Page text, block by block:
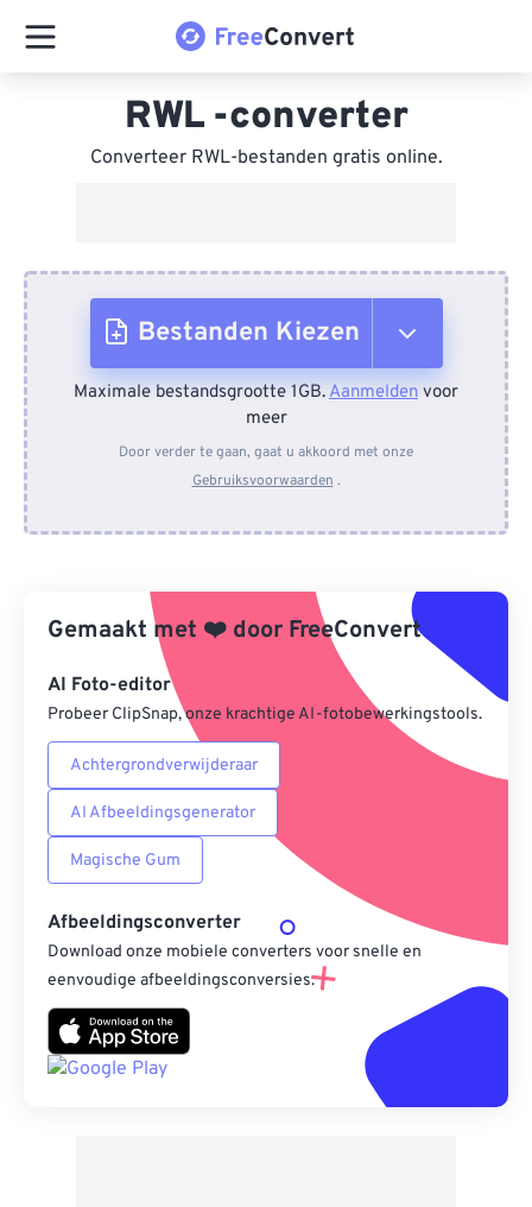
RWL -converter
Converteer RWL-bestanden gratis online.
Bestanden Kiezen
Van apparaat
Van Dropbox
Van OneDrive
Van Url
Maximale bestandsgrootte 1GB.Aanmelden voor
meer
Door verder te gaan, gaat u akkoord met onze
Gebruiksvoorwaarden .
Gemaakt met ❤️ door FreeConvert
AI Foto-editor
Probeer ClipSnap, onze krachtige AI-fotobewerkingstools.
Achtergrondverwijderaar
AI Afbeeldingsgenerator
Magische Gum
Afbeeldingsconverter
Download onze mobiele converters voor snelle en
eenvoudige afbeeldingsconversies.